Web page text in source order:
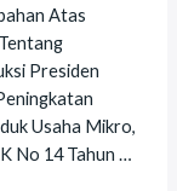
Atas
Presiden
Usaha Mikro,
No 14 Tahun …